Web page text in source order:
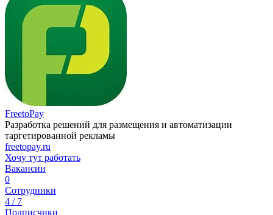
FreetoPay
Разработка решений для размещения и автоматизации
таргетированной рекламы
freetopay.ru
Хочу тут работать
Вакансии
0
Сотрудники
4 / 7
Подписчики